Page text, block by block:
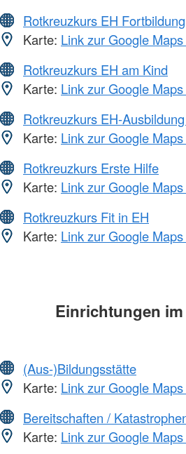
Rotkreuzkurs EH
Karte: Link zur Google
Rotkreuzkurs EH am Kind
Karte: Link zur Google
Rotkreuzkurs EH-
Karte: Link zur Google
Rotkreuzkurs Erste Hilfe
Karte: Link zur Google
Rotkreuzkurs Fit in EH
Karte: Link zur Google
Einrichtungen
(Aus-)Bildungsstätte
Karte: Link zur Google
Bereitschaften /
Karte: Link zur Google